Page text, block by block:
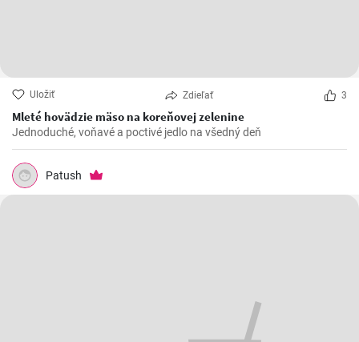
Uložiť Zdieľať 3
Mleté hovädzie mäso na koreňovej zelenine
Jednoduché, voňavé a poctivé jedlo na všedný deň
Patush